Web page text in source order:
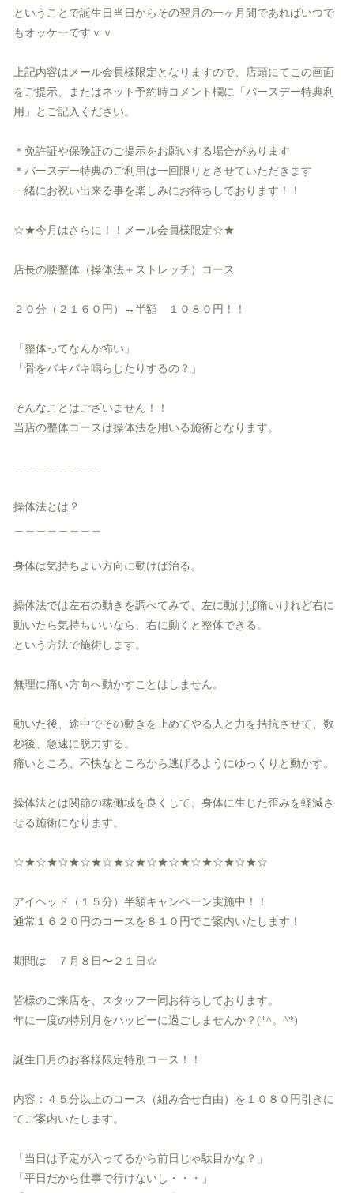
ということで誕生日当日からその翌月の一ヶ月間であればいつで
も オッケーですｖｖ
上記内容はメール会員様限定となりますので、 店頭にてこの画面
をご提示、またはネット予約時コメント欄に「 バースデー特典利
用」とご記入ください。
＊免許証や保険証のご提示をお願いする場合があります
＊バースデー特典のご利用は一回限りとさせていただきます
一緒にお祝い出来る事を楽しみにお待ちしております！！
☆★今月はさらに！！メール会員様限定☆★
店長の腰整体（操体法＋ストレッチ）コース
２０分（２１６０円）→半額 １０８０円！！
「整体ってなんか怖い」
「骨をバキバキ鳴らしたりするの？」
そんなことはございません！！
当店の整体コースは操体法を用いる施術となります。
操体法とは？
身体は気持ちよい方向に動けば治る。
操体法では左右の動きを調べてみて、 左に動けば痛いけれど右に
動いたら気持ちいいなら、 右に動くと整体できる。
という方法で施術します。
無理に痛い方向へ動かすことはしません。
動いた後、途中でその動きを止めてやる人と力を拮抗させて、 数
秒後、急速に脱力する。
痛いところ、不快なところから逃げるようにゆっくりと動かす。
操体法とは関節の稼働域を良くして、 身体に生じた歪みを軽減さ
せる施術になります。
☆★☆★☆★☆★☆★☆★☆★☆★☆★☆★☆★☆
アイヘッド（１５分）半額キャンペーン実施中！！
通常１６２０円のコースを８１０円でご案内いたします！
期間は ７月８日〜２１日☆
皆様のご来店を、スタッフ一同お待ちしております。
年に一度の特別月をハッピーに過ごしませんか？(*^。^*)
誕生日月のお客様限定特別コース！！
内容：４５分以上のコース（組み合せ自由） を１０８０円引きに
てご案内いたします。
「当日は予定が入ってるから前日じゃ駄目かな？」
「平日だから仕事で行けないし・・・」